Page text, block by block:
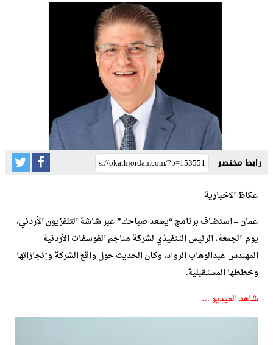
رابط مختصر
عكاظ الاخبارية
عمان – استضاف برنامج “يسعد صباحك” عبر شاشة التلفزيون الأردني،
يوم الجمعة، الرئيس التنفيذي لشركة مناجم الفوسفات الأردنية
المهندس عبدالوهاب الرواد، وكان الحديث حول واقع الشركة وإنجازاتها
وخططها المستقبلية.
شاهد الفيديو …